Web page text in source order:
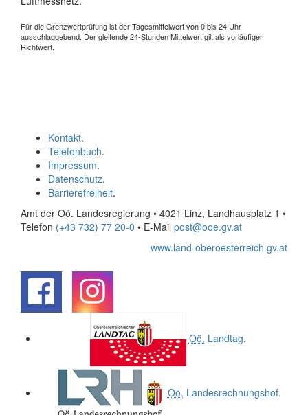
Für die Grenzwertprüfung ist der Tagesmittelwert von 0 bis 24 Uhr
ausschlaggebend. Der gleitende 24-Stunden Mittelwert gilt als vorläufiger
Richtwert.
Kontakt.
Telefonbuch.
Impressum.
Datenschutz.
Barrierefreiheit.
Amt der Oö. Landesregierung • 4021 Linz, Landhausplatz 1 •
Telefon (+43 732) 77 20-0 • E-Mail post@ooe.gv.at
www.land-oberoesterreich.gv.at
Oö. Landtag.
Oö. Landesrechnungshof.